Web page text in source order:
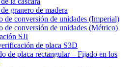
granero de madera
de conversión de unidades (Imperial)
de conversión de unidades (Métrico)
SJI
de placa S3D
de placa rectangular – Fijado en los